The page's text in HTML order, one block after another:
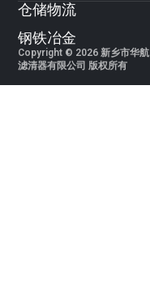
仓储物流
钢铁冶金
Copyright © 2026 新乡市华航
滤清器有限公司 版权所有